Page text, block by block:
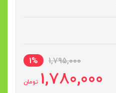
1,795,000
1%
1,780,000 تومان